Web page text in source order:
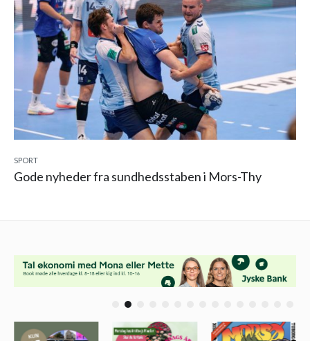
SPORT
Gode nyheder fra sundhedsstaben i Mors-Thy